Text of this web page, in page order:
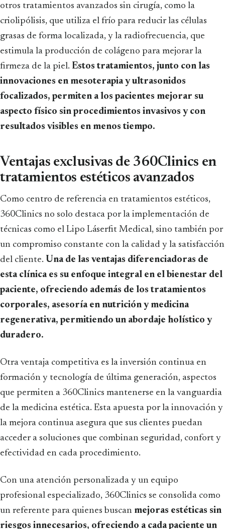
otros tratamientos avanzados sin cirugía, como la
criolipólisis, que utiliza el frío para reducir las células
grasas de forma localizada, y la radiofrecuencia, que
estimula la producción de colágeno para mejorar la
firmeza de la piel. Estos tratamientos, junto con las
innovaciones en mesoterapia y ultrasonidos
focalizados, permiten a los pacientes mejorar su
aspecto físico sin procedimientos invasivos y con
resultados visibles en menos tiempo.
Ventajas exclusivas de 360Clinics en
tratamientos estéticos avanzados
Como centro de referencia en tratamientos estéticos,
360Clinics no solo destaca por la implementación de
técnicas como el Lipo Láserfit Medical, sino también por
un compromiso constante con la calidad y la satisfacción
del cliente. Una de las ventajas diferenciadoras de
esta clínica es su enfoque integral en el bienestar del
paciente, ofreciendo además de los tratamientos
corporales, asesoría en nutrición y medicina
regenerativa, permitiendo un abordaje holístico y
duradero.
Otra ventaja competitiva es la inversión continua en
formación y tecnología de última generación, aspectos
que permiten a 360Clinics mantenerse en la vanguardia
de la medicina estética. Esta apuesta por la innovación y
la mejora continua asegura que sus clientes puedan
acceder a soluciones que combinan seguridad, confort y
efectividad en cada procedimiento.
Con una atención personalizada y un equipo
profesional especializado, 360Clinics se consolida como
un referente para quienes buscan mejoras estéticas sin
riesgos innecesarios, ofreciendo a cada paciente un